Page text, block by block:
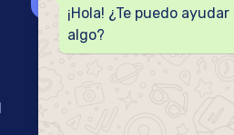
¡Hola! ¿Te puedo ayudar
algo?